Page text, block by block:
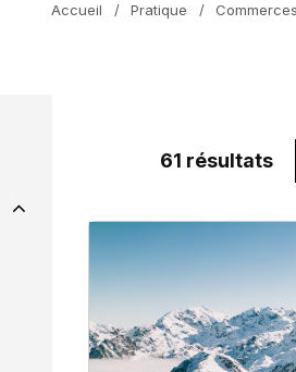
Accueil / Pratique /
61 résultats